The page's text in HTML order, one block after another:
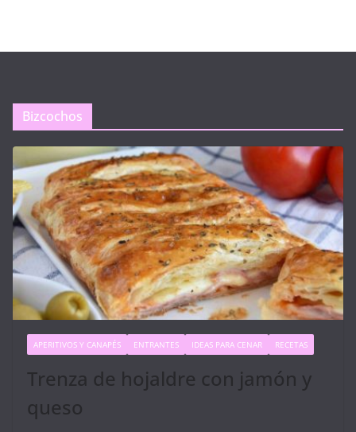
Bizcochos
APERITIVOS Y CANAPÉS ENTRANTES IDEAS PARA CENAR RECETAS
Trenza de hojaldre con jamón y
queso